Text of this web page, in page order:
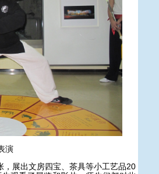
演
展出文房四宝、茶具等小工艺品20